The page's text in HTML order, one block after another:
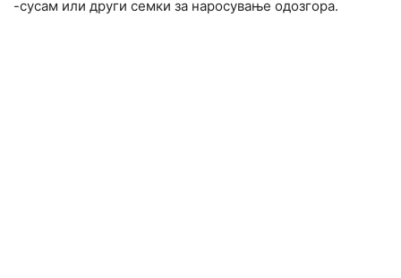
-сусам или други семки за наросување одозгора.